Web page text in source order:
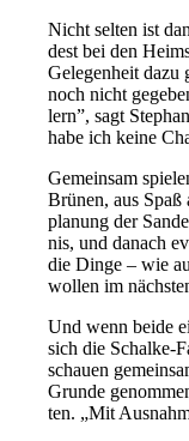
Nicht sel­ten ist
dest bei den
Ge­le­gen­heit da­zu
noch nicht
lern”, sagt
ha­be ich kei­ne
Ge­mein­sam
Brü­nen, aus
pla­nung der
nis, und da­nach
die Din­ge – wie
wol­len im
Und wenn bei­de
sich die Schal­ke-
schau­en
Grun­de
ten. „Mit